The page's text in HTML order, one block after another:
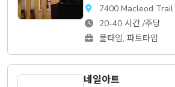
7400 Macleod Trail
20-40 시간 /주당
풀타임, 파트타임
네일아트